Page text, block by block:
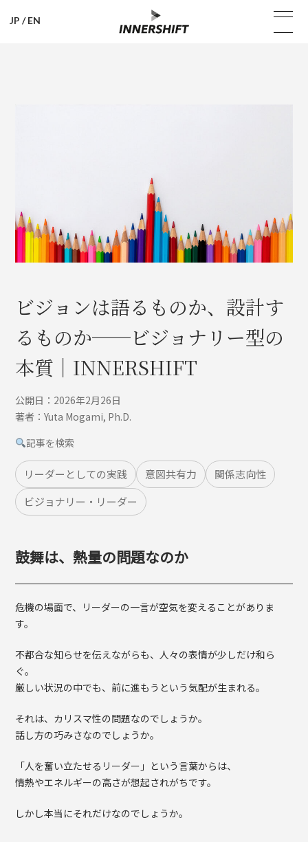
JP /EN
ビジョンは語るものか、設計す
るものか──ビジョナリー型の
本質｜INNERSHIFT
公開日：2026年2月26日
著者：Yuta Mogami, Ph.D.
記事を検索
リーダーとしての実践 意図共有力
関係志向性
ビジョナリー・リーダー
鼓舞は、熱量の問題なのか
危機の場面で、リーダーの一言が空気を変えることがありま
す。
不都合な知らせを伝えながらも、人々の表情が少しだけ和ら
ぐ。
厳しい状況の中でも、前に進もうという気配が生まれる。
それは、カリスマ性の問題なのでしょうか。
話し方の巧みさなのでしょうか。
「人を奮い立たせるリーダー」という言葉からは、
情熱やエネルギーの高さが想起されがちです。
しかし本当にそれだけなのでしょうか。